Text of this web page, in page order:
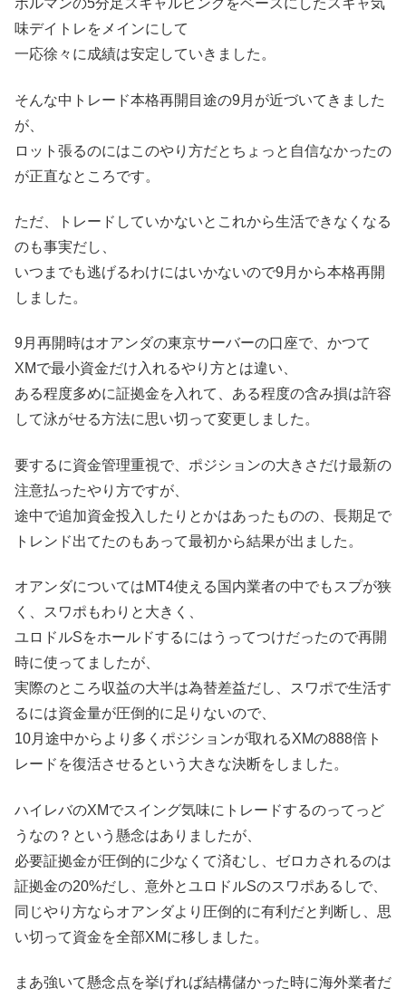
ボルマンの5分足スキャルピングをベースにしたスキャ気
味デイトレをメインにして
一応徐々に成績は安定していきました。
そんな中トレード本格再開目途の9月が近づいてきました
が、
ロット張るのにはこのやり方だとちょっと自信なかったの
が正直なところです。
ただ、トレードしていかないとこれから生活できなくなる
のも事実だし、
いつまでも逃げるわけにはいかないので9月から本格再開
しました。
9月再開時はオアンダの東京サーバーの口座で、かつて
XMで最小資金だけ入れるやり方とは違い、
ある程度多めに証拠金を入れて、ある程度の含み損は許容
して泳がせる方法に思い切って変更しました。
要するに資金管理重視で、ポジションの大きさだけ最新の
注意払ったやり方ですが、
途中で追加資金投入したりとかはあったものの、長期足で
トレンド出てたのもあって最初から結果が出ました。
オアンダについてはMT4使える国内業者の中でもスプが狭
く、スワポもわりと大きく、
ユロドルSをホールドするにはうってつけだったので再開
時に使ってましたが、
実際のところ収益の大半は為替差益だし、スワポで生活す
るには資金量が圧倒的に足りないので、
10月途中からより多くポジションが取れるXMの888倍ト
レードを復活させるという大きな決断をしました。
ハイレバのXMでスイング気味にトレードするのってっど
うなの？という懸念はありましたが、
必要証拠金が圧倒的に少なくて済むし、ゼロカされるのは
証拠金の20%だし、意外とユロドルSのスワポあるしで、
同じやり方ならオアンダより圧倒的に有利だと判断し、思
い切って資金を全部XMに移しました。
まあ強いて懸念点を挙げれば結構儲かった時に海外業者だ